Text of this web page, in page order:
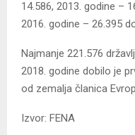
14.586, 2013. godine –
2016. godine – 26.395
Najmanje 221.576
2018. godine dobilo je
od zemalja članica
Izvor: FENA